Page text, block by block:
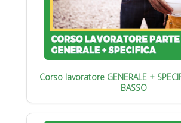
Corso lavoratore GENERALE +
BASSO